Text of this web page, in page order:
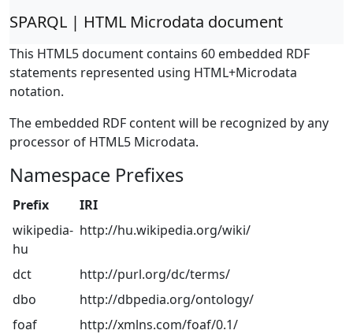
SPARQL | HTML Microdata document
This HTML5 document contains 60 embedded RDF
statements represented using HTML+Microdata
notation.
The embedded RDF content will be recognized by any
processor of HTML5 Microdata.
Namespace Prefixes
Prefix
IRI
wikipedia-
hu
http://hu.wikipedia.org/wiki/
dct
http://purl.org/dc/terms/
dbo
http://dbpedia.org/ontology/
foaf
http://xmlns.com/foaf/0.1/